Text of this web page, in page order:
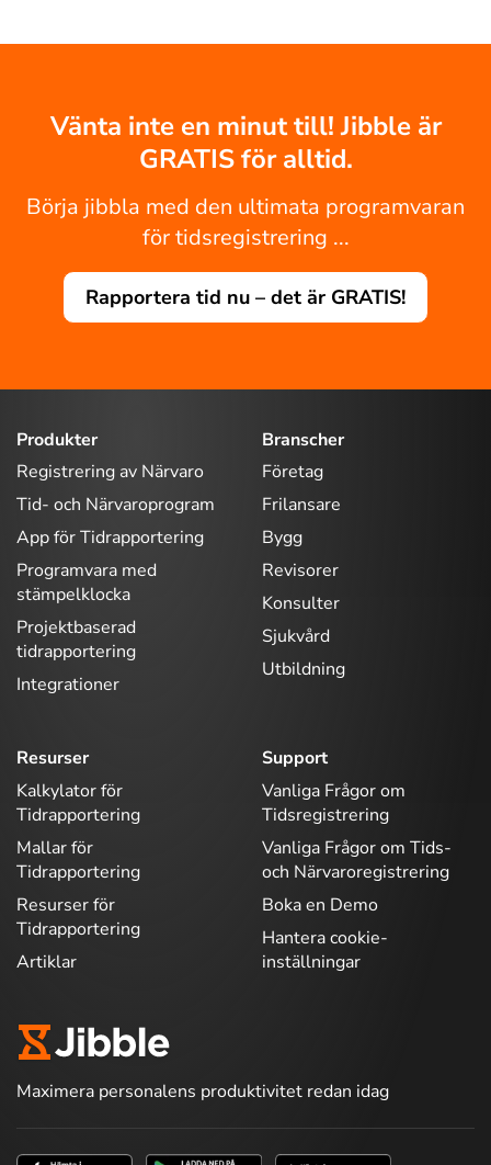
Vänta inte en minut till! Jibble är
GRATIS för alltid.
Börja jibbla med den ultimata programvaran
för tidsregistrering ...
Rapportera tid nu – det är GRATIS!
Produkter
Registrering av Närvaro
Tid- och Närvaroprogram
App för Tidrapportering
Programvara med
stämpelklocka
Projektbaserad
tidrapportering
Integrationer
Branscher
Företag
Frilansare
Bygg
Revisorer
Konsulter
Sjukvård
Utbildning
Resurser
Kalkylator för
Tidrapportering
Mallar för
Tidrapportering
Resurser för
Tidrapportering
Artiklar
Support
Vanliga Frågor om
Tidsregistrering
Vanliga Frågor om Tids-
och Närvaroregistrering
Boka en Demo
Hantera cookie-
inställningar
Maximera personalens produktivitet redan idag